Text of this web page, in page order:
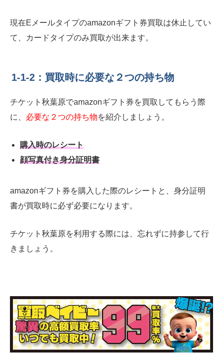
現在Eメールタイプのamazonギフト券買取は休止してい
て、カードタイプのみ買取が出来ます。
1-1-2：買取時に必要な２つの持ち物
チケット秋葉原でamazonギフト券を買取してもらう際
に、 必要な２つの持ち物を紹介しましょう。
購入時のレシート
顔写真付き身分証明書
amazonギフト券を購入した際のレシートと、身分証明
書が買取時に必ず必要になります。
チケット秋葉原を利用する際には、忘れずに持参して行
きましょう。